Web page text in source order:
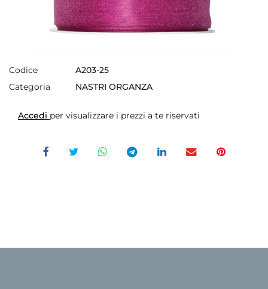
Codice
A203-25
Categoria
NASTRI ORGANZA
Accedi per visualizzare i prezzi a te riservati